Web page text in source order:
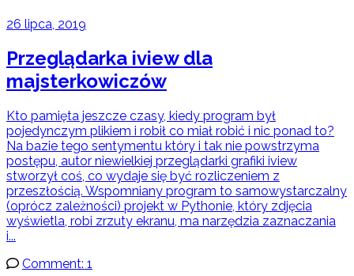
26 lipca, 2019
Przeglądarka iview dla
majsterkowiczów
Kto pamięta jeszcze czasy, kiedy program był
pojedynczym plikiem i robił co miał robić i nic ponad to?
Na bazie tego sentymentu który i tak nie powstrzyma
postępu, autor niewielkiej przeglądarki grafiki iview
stworzył coś, co wydaje się być rozliczeniem z
przeszłością. Wspomniany program to samowystarczalny
(oprócz zależności) projekt w Pythonie, który zdjęcia
wyświetla, robi zrzuty ekranu, ma narzędzia zaznaczania
i...
Comment: 1